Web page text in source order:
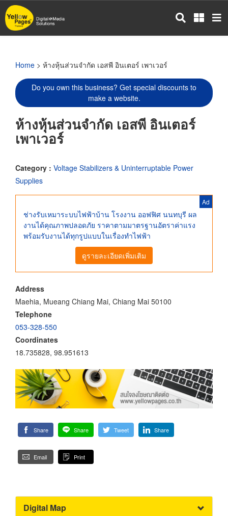
Skip
to
main
Home > ห้างหุ้นส่วนจำกัด เอสพี อินเตอร์ เพาเวอร์
Do you own this business? Get special discounts to
make a website.
ห้างหุ้นส่วนจำกัด เอสพี อินเตอร์
เพาเวอร์
Category : Voltage Stabilizers & Uninterruptable Power
Supplies
Ad
ช่างรับเหมาระบบไฟฟ้าบ้าน โรงงาน ออฟฟิศ นนทบุรี ผล
งานได้คุณภาพปลอดภัย ราคาตามมาตรฐานอัตราค่าแรง
พร้อมรับงานได้ทุกรูปแบบในเรื่องทำไฟฟ้า
ดูรายละเอียดเพิ่มเติม
Address
Maehia, Mueang Chiang Mai, Chiang Mai 50100
Telephone
053-328-550
Coordinates
18.735828, 98.951613
Share Share Tweet Share
Email Print
Digital Map